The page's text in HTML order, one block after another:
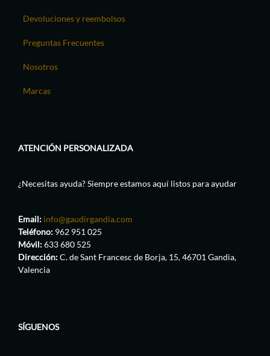
Devoluciones y reembolsos
Preguntas Frecuentes
Nosotros
Marcas
ATENCIÓN PERSONALIZADA
¿Necesitas ayuda? Siempre estamos aquí listos para ayudar
Email: info@gaudirgandia.com
Teléfono: 962 951 025
Móvil:633 680 525
Dirección:C. de Sant Francesc de Borja, 15, 46701 Gandia,
Valencia
SÍGUENOS